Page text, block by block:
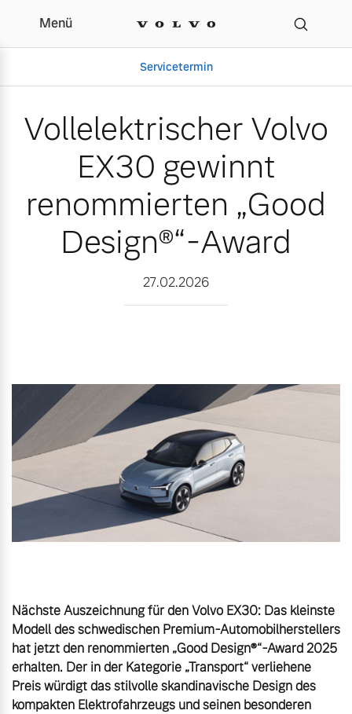
Vollelektrischer Volvo
Menü
Servicetermin
Gebrauchtwagen
Aktuelle Zubehörangebote
Zubehörkatalog
Aktuelle Serviceangebote
Karriere
Unsere News & Events
Vollelektrischer Volvo
EX30 gewinnt
renommierten „Good
Design®“-Award
27.02.2026
Nächste Auszeichnung für den Volvo EX30: Das kleinste
Modell des schwedischen Premium-Automobilherstellers
hat jetzt den renommierten „Good Design®“-Award 2025
erhalten. Der in der Kategorie „Transport“ verliehene
Preis würdigt das stilvolle skandinavische Design des
kompakten Elektrofahrzeugs und seinen besonderen